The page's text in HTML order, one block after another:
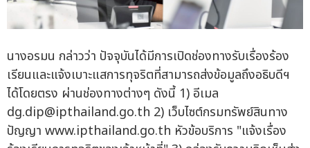
นางอรมน กล่าวว่า ปัจจุบันได้มีการเปิดช่องทางรับเรื่องร้อง
เรียนและแจ้งเบาะแสการทุจริตที่สามารถส่งข้อมูลถึงอธิบดีฯ
ได้โดยตรง ผ่านช่องทางต่างๆ ดังนี้ 1) อีเมล
dg.dip@ipthailand.go.th 2) เว็บไซต์กรมทรัพย์สินทาง
ปัญญา www.ipthailand.go.th หัวข้อบริการ "แจ้งเรื่อง